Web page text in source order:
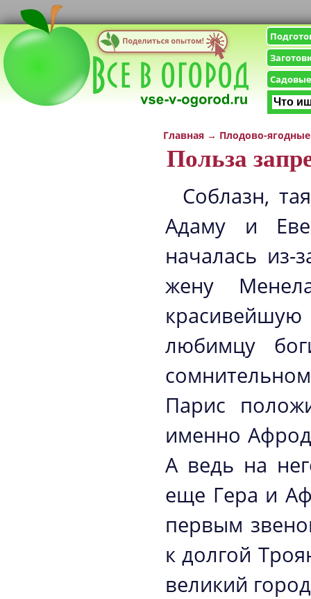
Главная → Плодово-
Польза
Соблазн,
Адаму и
началась из-
жену
любимцу
Парис
именно
А ведь на
еще Гера и
первым
к долгой
великий